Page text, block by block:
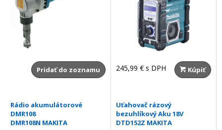
Pridať do zoznamu 245,99 € s DPH Kúpiť
Rádio akumulátorové
DMR108
DMR108N MAKITA
Uťahovač rázový
bezuhlíkový Aku 18V
DTD152Z MAKITA